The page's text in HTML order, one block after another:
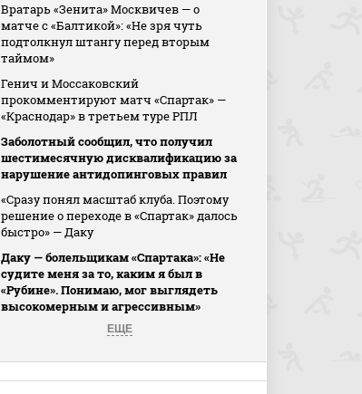
Вратарь «Зенита» Москвичев — о
матче с «Балтикой»: «Не зря чуть
подтолкнул штангу перед вторым
таймом»
Генич и Моссаковский
прокомментируют матч «Спартак» —
«Краснодар» в третьем туре РПЛ
Заболотный сообщил, что получил
шестимесячную дисквалификацию за
нарушение антидопинговых правил
«Сразу понял масштаб клуба. Поэтому
решение о переходе в «Спартак» далось
быстро» — Даку
Даку — болельщикам «Спартака»: «Не
судите меня за то, каким я был в
«Рубине». Понимаю, мог выглядеть
высокомерным и агрессивным»
ЕЩЕ